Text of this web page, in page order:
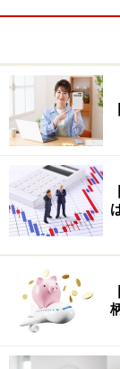
システムトレー
勝率： 52.33
勝ち数：
負け数：
引き分け数：
合計損益（
2.09 ％
合計利益（率